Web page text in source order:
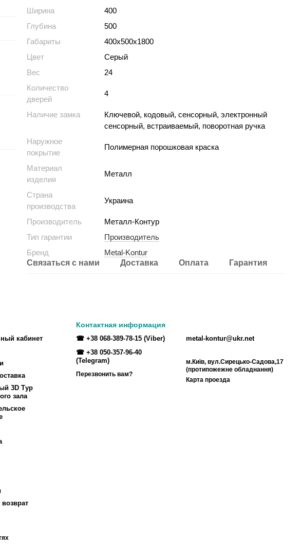
Ширина
400
Глубина
500
Габариты
400х500х1800
Цвет
Серый
Вес
24
Количество
дверей
4
Наличие замка
Ключевой, кодовый, сенсорный, электронный
сенсорный, встраиваемый, поворотная ручка
Наружное
покрытие
Полимерная порошковая краска
Материал
изделия
Металл
Страна
производства
Украина
Производитель
Металл-Контур
Тип гарантии
Производитель
Бренд
Metal-Kontur
Связаться с нами
Доставка Оплата Гарантия
кабинет
3D Тур
зала
возврат
Контактная информация
☎ +38 068-389-78-15 (Viber)
☎ +38 050-357-96-40
(Telegram)
Перезвонить вам?
metal-kontur@ukr.net
м.Київ, вул.Сирецько-Садова,17
(протипожежне обладнання)
Карта проезда